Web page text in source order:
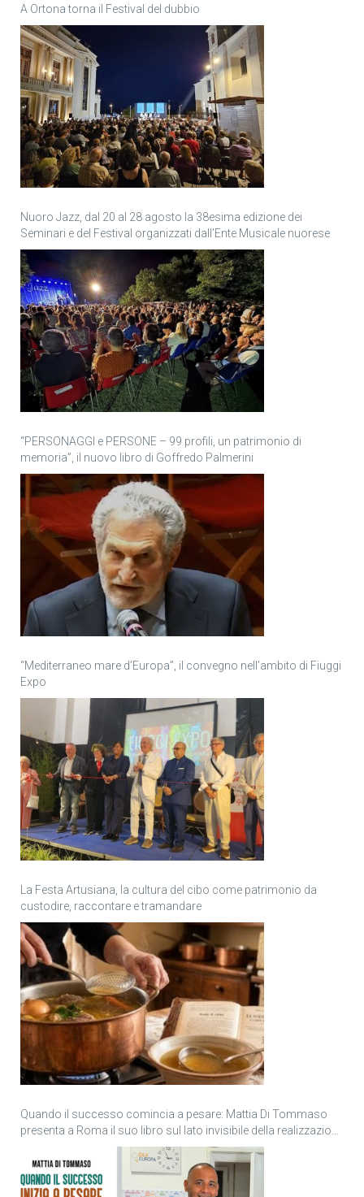
A Ortona torna il Festival del dubbio
Nuoro Jazz, dal 20 al 28 agosto la 38esima edizione dei
Seminari e del Festival organizzati dall’Ente Musicale nuorese
“PERSONAGGI e PERSONE – 99 profili, un patrimonio di
memoria”, il nuovo libro di Goffredo Palmerini
“Mediterraneo mare d’Europa”, il convegno nell’ambito di Fiuggi
Expo
La Festa Artusiana, la cultura del cibo come patrimonio da
custodire, raccontare e tramandare
Quando il successo comincia a pesare: Mattia Di Tommaso
presenta a Roma il suo libro sul lato invisibile della realizzazione